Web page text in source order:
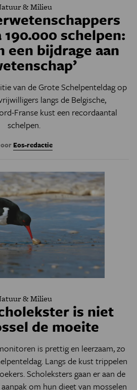
& Milieu
schelpen:
een bijdrage aan
van de Grote Schelpenteldag op
langs de Belgische,
Franse kust een recordaantal
schelpen.
Eos-redactie
& Milieu
is niet
de moeite
is prettig en leerzaam, zo
Langs de kust trippelen
Scholeksters gaan er aan de
om hun dieet van mosselen